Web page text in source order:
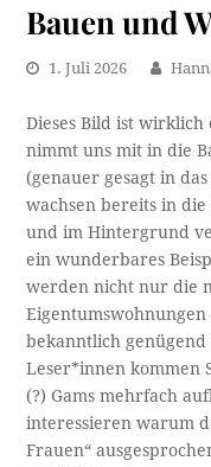
Bauen und
1. Juli 2026
Dieses Bild ist
nimmt uns mit in die
(genauer gesagt in
wachsen bereits in
und im Hintergrund
ein wunderbares
werden nicht nur die
Eigentumswohnungen
bekanntlich
Leser*innen kommen
(?) Gams mehrfach
interessieren warum
Frauen“